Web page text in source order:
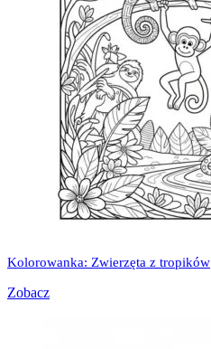
Kolorowanka: Zwierzęta z tropików
Zobacz